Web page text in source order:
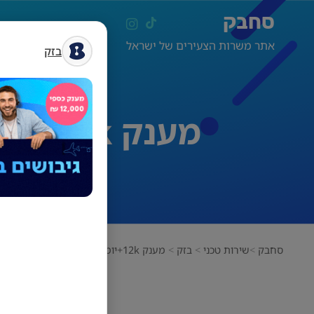
בזק
סחבק
אתר משרות הצעירים של ישראל
מענק 12k+יומיים מהבית!! נציג/ת שירות ומכירה!
סחבק שירות טכני בזק מענק 12k+יומיים מהבית!! נציג/ת שירות ומכירה!